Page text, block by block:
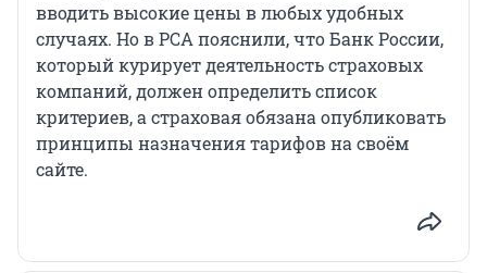
вводить высокие цены в любых удобных
случаях. Но в РСА пояснили, что Банк России,
который курирует деятельность страховых
компаний, должен определить список
критериев, а страховая обязана опубликовать
принципы назначения тарифов на своём
сайте.